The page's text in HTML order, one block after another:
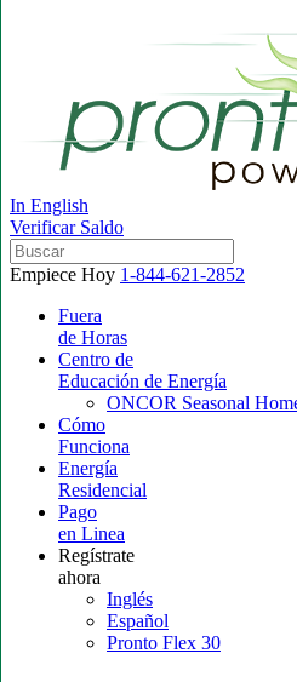
In English
Verificar Saldo
Empiece Hoy 1-844-621-2852
Fuera
de Horas
Centro de
Educación de Energía
ONCOR Seasonal
Cómo
Funciona
Energía
Residencial
Pago
en Linea
Regístrate
ahora
Inglés
Español
Pronto Flex 30
▼